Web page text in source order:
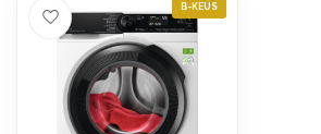
B-KEUS